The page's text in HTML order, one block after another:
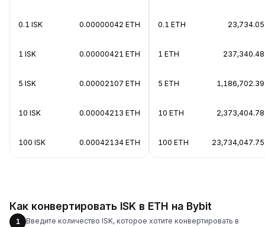
0.1 ISK 0.00000042 ETH
1 ISK 0.00000421 ETH
5 ISK 0.00002107 ETH
10 ISK 0.00004213 ETH
100 ISK 0.00042134 ETH
0.1 ETH 23,734.05
1 ETH 237,340.48
5 ETH 1,186,702.39
10 ETH 2,373,404.78
100 ETH 23,734,047.75
Как конвертировать ISK в ETH на Bybit
1
Введите количество ISK, которое хотите конвертировать в